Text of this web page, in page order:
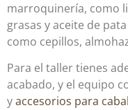
marroquinería, como
grasas y aceite de
como cepillos,
Para el taller tienes
acabado, y el equipo
yaccesorios para